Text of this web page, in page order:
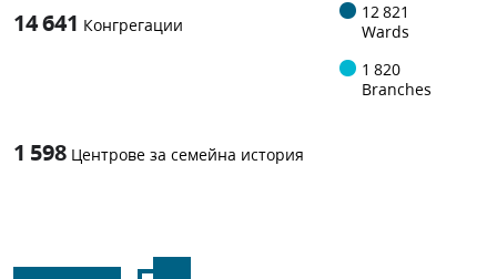
14 641 Конгрегации
12 821
Wards
1 820
Branches
1 598 Центрове за семейна история